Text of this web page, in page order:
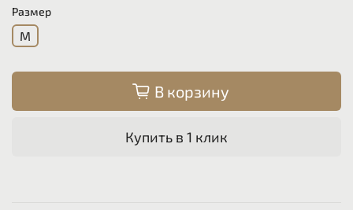
Размер
M
В корзину
Купить в 1 клик